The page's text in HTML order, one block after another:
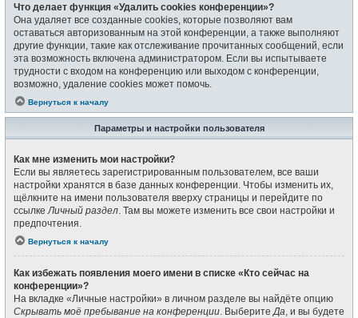
Что делает функция «Удалить cookies конференции»?
Она удаляет все созданные cookies, которые позволяют вам
оставаться авторизованным на этой конференции, а также выполняют
другие функции, такие как отслеживание прочитанных сообщений, если
эта возможность включена администратором. Если вы испытываете
трудности с входом на конференцию или выходом с конференции,
возможно, удаление cookies может помочь.
Вернуться к началу
Параметры и настройки пользователя
Как мне изменить мои настройки?
Если вы являетесь зарегистрированным пользователем, все ваши
настройки хранятся в базе данных конференции. Чтобы изменить их,
щёлкните на имени пользователя вверху страницы и перейдите по
ссылкеЛичный раздел. Там вы можете изменить все свои настройки и
предпочтения.
Вернуться к началу
Как избежать появления моего имени в списке «Кто сейчас на
конференции»?
На вкладке «Личные настройки» в личном разделе вы найдёте опцию
Скрывать моё пребывание на конференции. ВыберитеДа, и вы будете